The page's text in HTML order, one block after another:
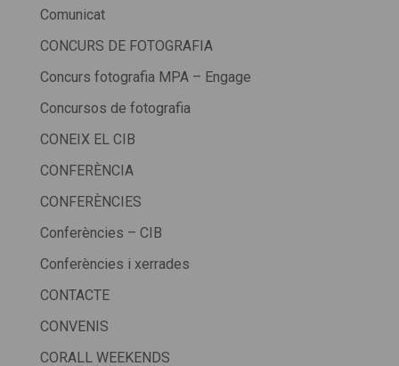
Comunicat
CONCURS DE FOTOGRAFIA
Concurs fotografia MPA – Engage
Concursos de fotografia
CONEIX EL CIB
CONFERÈNCIA
CONFERÈNCIES
Conferències – CIB
Conferències i xerrades
CONTACTE
CONVENIS
CORALL WEEKENDS